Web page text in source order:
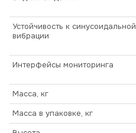
Устойчивость к синусоидальной
вибрации
Интерфейсы мониторинга
Масса, кг
Масса в упаковке, кг